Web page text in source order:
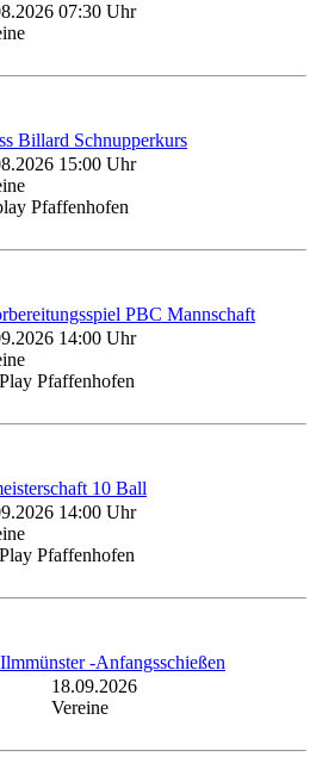
07:30 Uhr
Billard Schnupperkurs
15:00 Uhr
Pfaffenhofen
PBC Mannschaft
14:00 Uhr
Pfaffenhofen
10 Ball
14:00 Uhr
Pfaffenhofen
-Anfangsschießen
18.09.2026
Vereine